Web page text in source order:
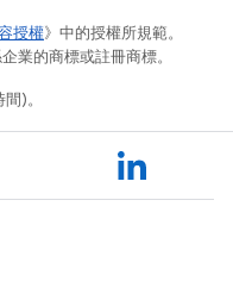
授權》中的授權所規範。
業的商標或註冊商標。
)。